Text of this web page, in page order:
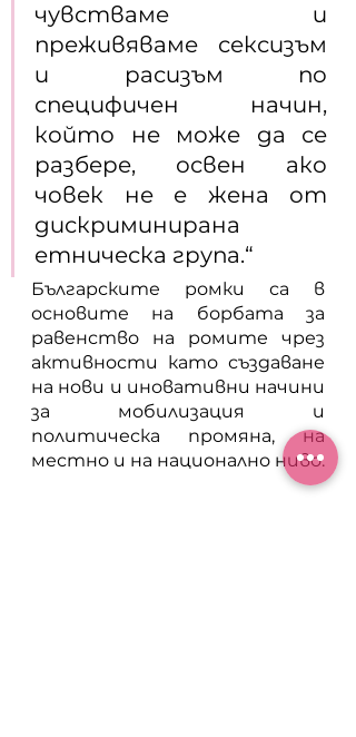
чувстваме и
преживяваме сексизъм
и расизъм по
специфичен начин,
който не може да се
разбере, освен ако
човек не е жена от
дискриминирана
етническа група.“
Българските ромки са в
основите на борбата за
равенство на ромите чрез
активности като създаване
на нови и иновативни начини
за мобилизация и
политическа промяна, на
местно и на национално ниво.